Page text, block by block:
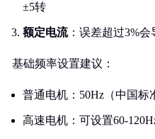
±5转
额定电流：误差超过3%
基础频率设置建议：
普通电机：50Hz（中国标
高速电机：可设置60-